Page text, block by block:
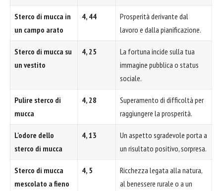
Sterco di mucca in
un campo arato
4, 44
Prosperità derivante dal
lavoro e dalla pianificazione.
Sterco di mucca su
un vestito
4, 25
La fortuna incide sulla tua
immagine pubblica o status
sociale.
Pulire sterco di
mucca
4, 28
Superamento di difficoltà per
raggiungere la prosperità.
L'odore dello
sterco di mucca
4, 13
Un aspetto sgradevole porta a
un risultato positivo, sorpresa.
Sterco di mucca
mescolato a fieno
4, 5
Ricchezza legata alla natura,
al benessere rurale o a un